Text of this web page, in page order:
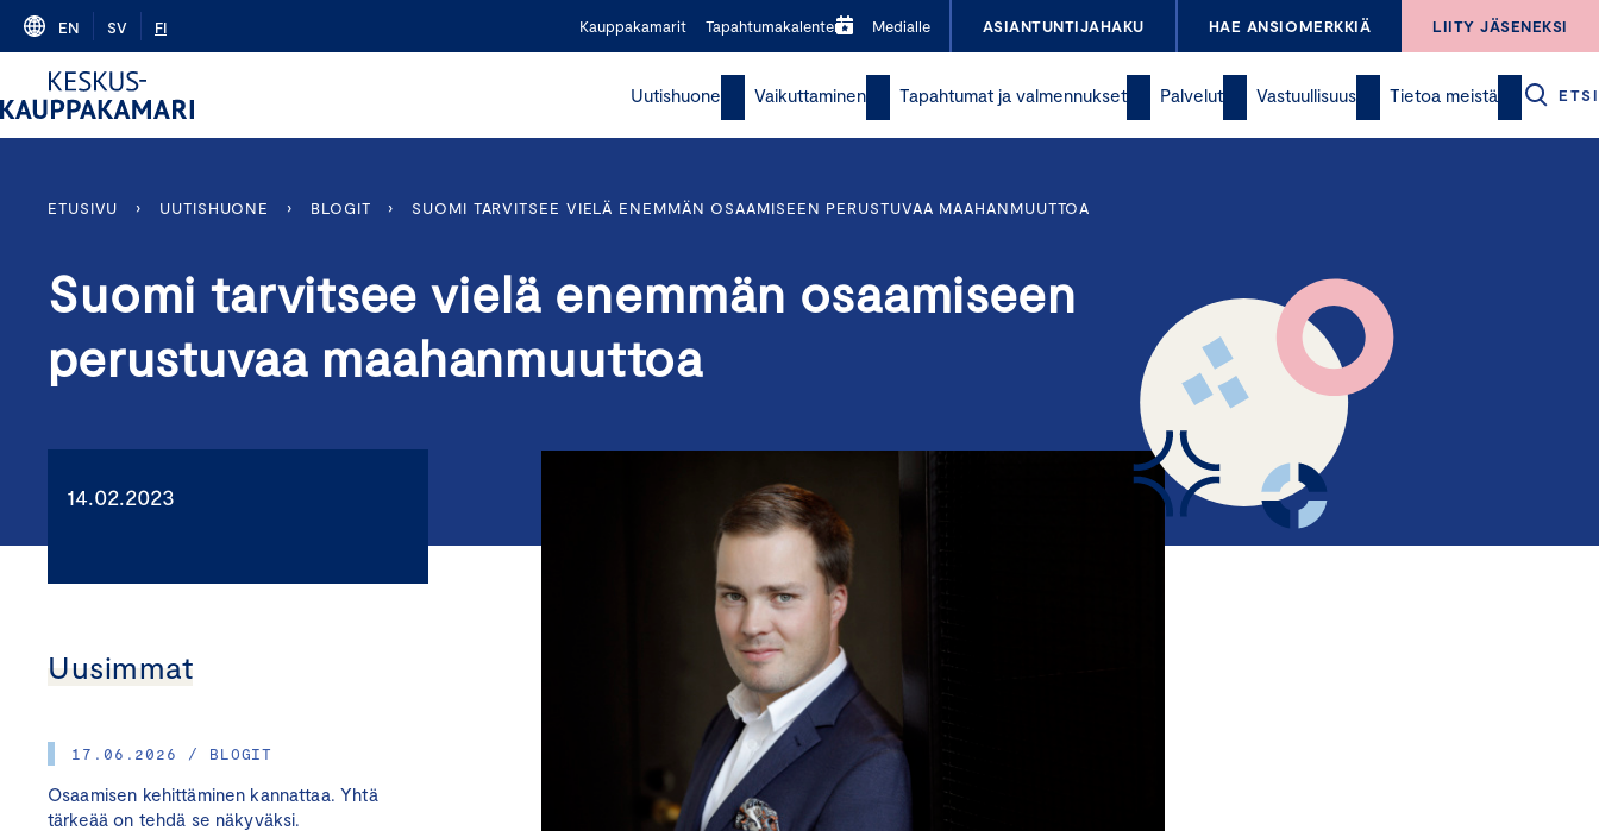
Skip
content
EN SV FI Kauppakamarit Tapahtumakalenteri Medialle ASIANTUNTIJAHAKU HAE ANSIOMERKKIÄ LIITY JÄSENEKSI
Uutishuone Vaikuttaminen Tapahtumat ja valmennukset Palvelut Vastuullisuus Tietoa meistä ETSI
ETUSIVU › UUTISHUONE › BLOGIT › SUOMI TARVITSEE VIELÄ ENEMMÄN OSAAMISEEN PERUSTUVAA MAAHANMUUTTOA
Suomi tarvitsee vielä enemmän osaamiseen
perustuvaa maahanmuuttoa
14.02.2023
Uusimmat
17.06.2026 / BLOGIT
Osaamisen kehittäminen kannattaa. Yhtä
tärkeää on tehdä se näkyväksi.